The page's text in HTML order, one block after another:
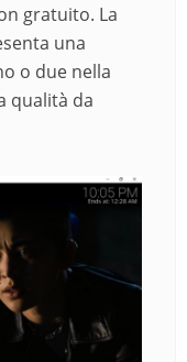
gratuito. La
una
o due nella
qualità da